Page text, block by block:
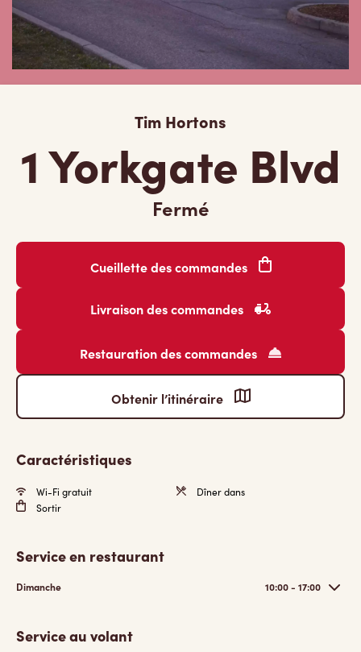
Tim Hortons
1 Yorkgate Blvd
Fermé
Cueillette des commandes
Livraison des commandes
Restauration des commandes
Obtenir l’itinéraire
Caractéristiques
Wi-Fi gratuit
Dîner dans
Sortir
Service en restaurant
Dimanche 10:00 - 17:00
Service au volant